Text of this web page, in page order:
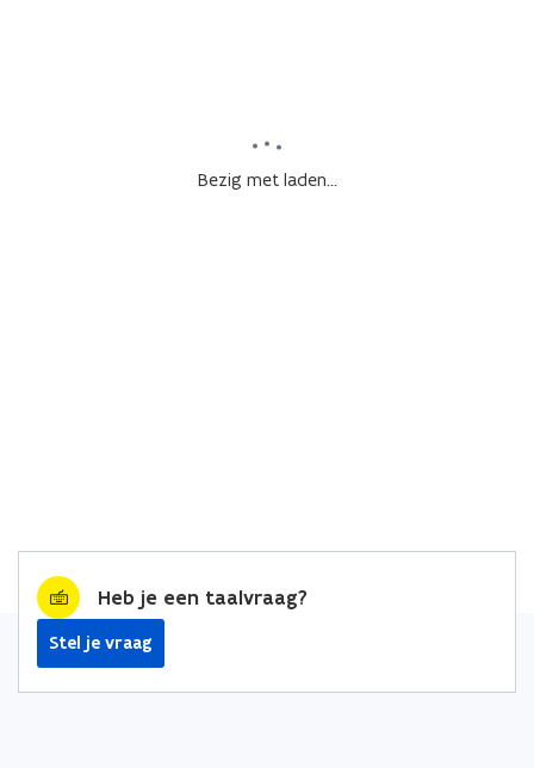
Bezig met laden...
Heb je een taalvraag?
Stel je vraag